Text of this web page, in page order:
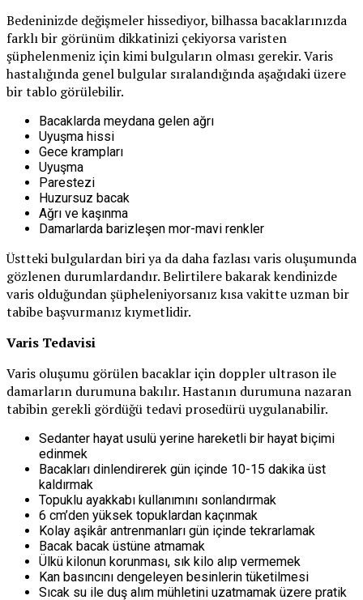
Bedeninizde değişmeler hissediyor, bilhassa bacaklarınızda
farklı bir görünüm dikkatinizi çekiyorsa varisten
şüphelenmeniz için kimi bulguların olması gerekir. Varis
hastalığında genel bulgular sıralandığında aşağıdaki üzere
bir tablo görülebilir.
Bacaklarda meydana gelen ağrı
Uyuşma hissi
Gece krampları
Uyuşma
Parestezi
Huzursuz bacak
Ağrı ve kaşınma
Damarlarda barizleşen mor-mavi renkler
Üstteki bulgulardan biri ya da daha fazlası varis oluşumunda
gözlenen durumlardandır. Belirtilere bakarak kendinizde
varis olduğundan şüpheleniyorsanız kısa vakitte uzman bir
tabibe başvurmanız kıymetlidir.
Varis Tedavisi
Varis oluşumu görülen bacaklar için doppler ultrason ile
damarların durumuna bakılır. Hastanın durumuna nazaran
tabibin gerekli gördüğü tedavi prosedürü uygulanabilir.
Sedanter hayat usulü yerine hareketli bir hayat biçimi
edinmek
Bacakları dinlendirerek gün içinde 10-15 dakika üst
kaldırmak
Topuklu ayakkabı kullanımını sonlandırmak
6 cm’den yüksek topuklardan kaçınmak
Kolay aşikâr antrenmanları gün içinde tekrarlamak
Bacak bacak üstüne atmamak
Ülkü kilonun korunması, sık kilo alıp vermemek
Kan basıncını dengeleyen besinlerin tüketilmesi
Sıcak su ile duş alım mühletini uzatmamak üzere pratik